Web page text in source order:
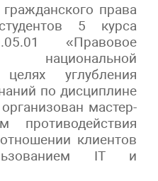
права
5 курса
«Правовое
углубления
по дисциплине
организован мастер-
клиентов
IT и